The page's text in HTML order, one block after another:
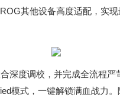
其他设备高度适配，实
深度调校，并完成全流程
模式，一键解锁满血战力